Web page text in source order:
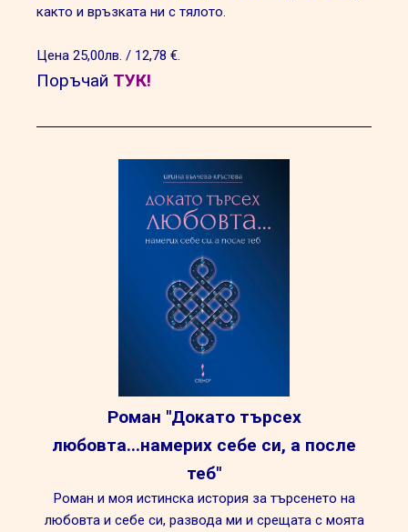
както и връзката ни с тялото.
Цена 25,00лв. / 12,78 €.
Поръчай ТУК!
Роман "Докато търсех
любовта...намерих себе си, а после
теб"
Роман и моя истинска история за търсенето на
любовта и себе си, развода ми и срещата с моята